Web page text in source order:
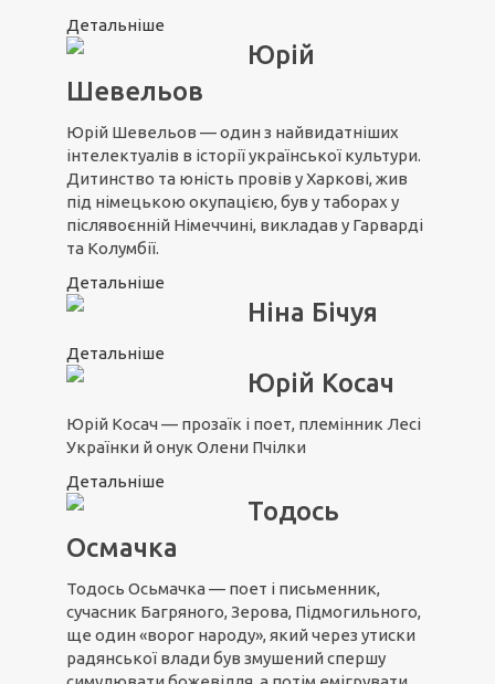
Детальніше
Юрій
Шевельов
Юрій Шевельов — один з найвидатніших
інтелектуалів в історії української культури.
Дитинство та юність провів у Харкові, жив
під німецькою окупацією, був у таборах у
післявоєнній Німеччині, викладав у Гарварді
та Колумбії.
Детальніше
Ніна Бічуя
Детальніше
Юрій Косач
Юрій Косач — прозаїк і поет, племінник Лесі
Українки й онук Олени Пчілки
Детальніше
Тодось
Осмачка
Тодось Осьмачка — поет і письменник,
сучасник Багряного, Зерова, Підмогильного,
ще один «ворог народу», який через утиски
радянської влади був змушений спершу